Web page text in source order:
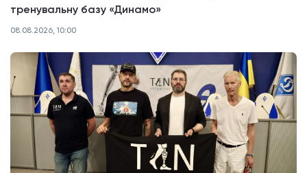
тренувальну базу «Динамо»
08.08.2026, 10:00